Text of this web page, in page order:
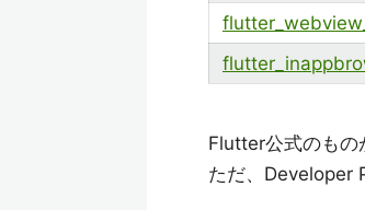
Flutter公式のもの
ただ、Developer